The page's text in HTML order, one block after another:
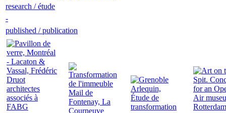
research / étude
-
published / publication